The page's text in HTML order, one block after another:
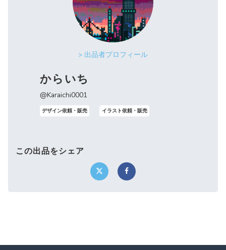
> 出品者プロフィール
からいち
@Karaichi0001
デザイン依頼・販売 イラスト依頼・販売
この出品をシェア